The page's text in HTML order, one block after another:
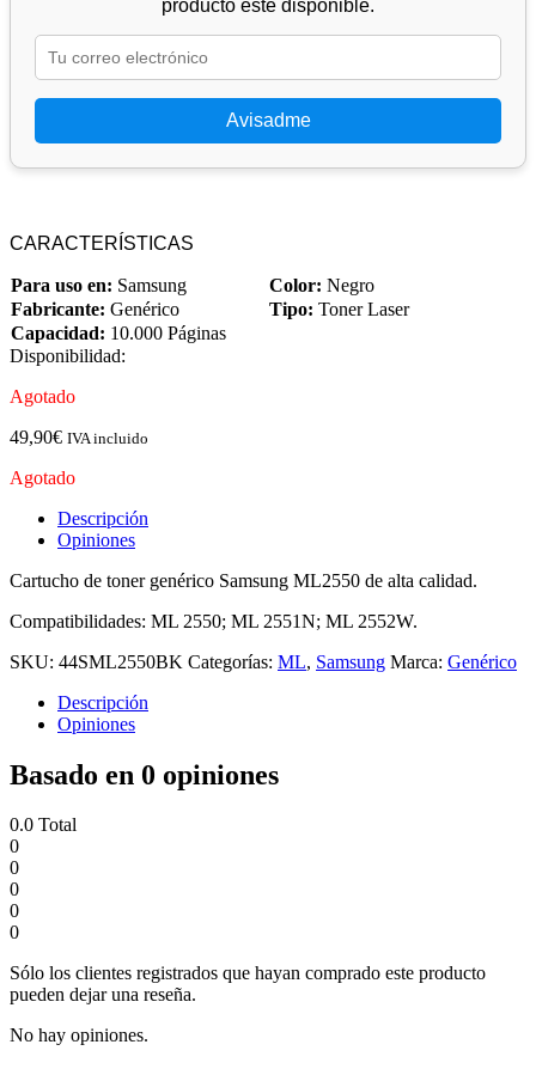
producto esté disponible.
Avisadme
CARACTERÍSTICAS
Para uso en: Samsung Color: Negro
Fabricante: Genérico Tipo: Toner Laser
Capacidad: 10.000 Páginas
Disponibilidad:
Agotado
49,90€ IVA incluido
Agotado
Descripción
Opiniones
Cartucho de toner genérico Samsung ML2550 de alta calidad.
Compatibilidades: ML 2550; ML 2551N; ML 2552W.
SKU: 44SML2550BK Categorías: ML, Samsung Marca: Genérico
Descripción
Opiniones
Basado en 0 opiniones
0.0 Total
0
0
0
0
0
Sólo los clientes registrados que hayan comprado este producto
pueden dejar una reseña.
No hay opiniones.